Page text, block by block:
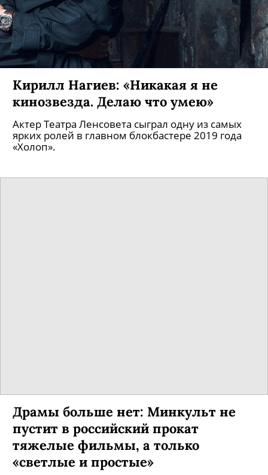
музыкальной индустрии 1980-х
вышла на ОККО
Главный герой картины – парень Дэйви после
неудавшейся футбольной карьеры решает стать
концертным директором.
Кирилл Нагиев: «Никакая я не
кинозвезда. Делаю что умею»